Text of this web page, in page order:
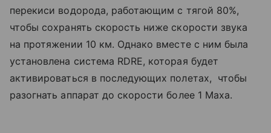
перекиси водорода, работающим с тягой 80%,
чтобы сохранять скорость ниже скорости звука
на протяжении 10 км. Однако вместе с ним была
установлена система RDRE, которая будет
активироваться в последующих полетах, чтобы
разогнать аппарат до скорости более 1 Маха.